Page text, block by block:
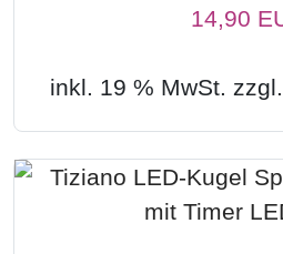
14,90
inkl. 19 % MwSt. zzgl.